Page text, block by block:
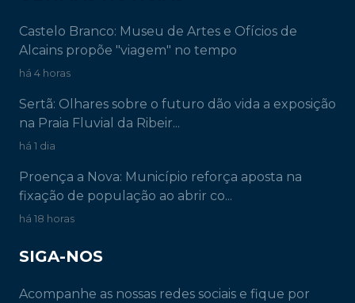
Castelo Branco: Museu de Artes e Ofícios de
Alcains propõe "viagem" no tempo
há 4 horas
Sertã: Olhares sobre o futuro dão vida a exposição
na Praia Fluvial da Ribeir...
há 1 dia
Proença a Nova: Município reforça aposta na
fixação de população ao abrir co...
há 18 horas
SIGA-NOS
Acompanhe as nossas redes sociais e fique por